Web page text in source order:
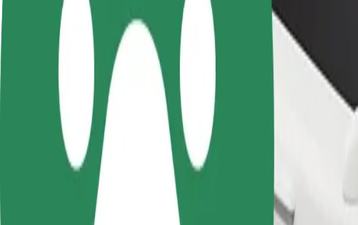
Jinsi ya kufika kutoka Galeria Kosmos (3) kwenda Forum Koszalin
Unatafuta njia bora ya kufika kutoka Galeria Kosmos (3) kwenda Forum Koszalin? Gundua huduma zetu na
Pata
Forum Koszalin
Urahisi na starehe vinapatikana haraka!
Dependable rides in everyday, mid-size cars.
Makadirio ya muda wa safari